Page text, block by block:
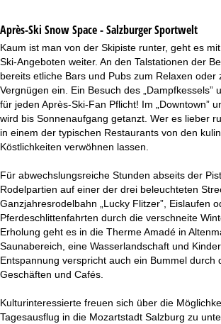
Après-Ski Snow Space - Salzburger Sportwelt
Kaum ist man von der Skipiste runter, geht es
Ski-Angeboten weiter. An den Talstationen der
bereits etliche Bars und Pubs zum Relaxen oder
Vergnügen ein. Ein Besuch des „Dampfkessels”
für jeden Après-Ski-Fan Pflicht! Im „Downtown”
wird bis Sonnenaufgang getanzt. Wer es lieber
in einem der typischen Restaurants von den
Köstlichkeiten verwöhnen lassen.
Für abwechslungsreiche Stunden abseits der
Rodelpartien auf einer der drei beleuchteten
Ganzjahresrodelbahn „Lucky Flitzer”, Eislaufen
Pferdeschlittenfahrten durch die verschneite
Erholung geht es in die Therme Amadé in
Saunabereich, eine Wasserlandschaft und
Entspannung verspricht auch ein Bummel durch
Geschäften und Cafés.
Kulturinteressierte freuen sich über die
Tagesausflug in die Mozartstadt Salzburg zu